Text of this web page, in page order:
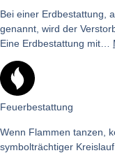
Bei einer Erdbestattung,
genannt, wird der
Eine Erdbestattung mit…
Feuerbestattung
Wenn Flammen tanzen,
symbolträchtiger